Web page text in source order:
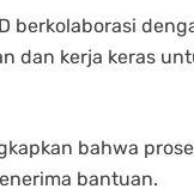
berkolaborasi
dan kerja keras
bahwa
bantuan.